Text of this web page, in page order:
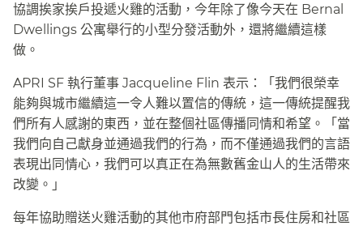
協調挨家挨戶投遞火雞的活動，今年除了像今天在 Bernal
Dwellings 公寓舉行的小型分發活動外，還將繼續這樣
做。​​
APRI SF 執行董事 Jacqueline Flin 表示：「我們很榮幸
能夠與城市繼續這一令人難以置信的傳統，這一傳統提醒我
們所有人感謝的東西，並在整個社區傳播同情和希望。「當
我們向自己獻身並通過我們的行為，而不僅通過我們的言語
表現出同情心，我們可以真正在為無數舊金山人的生活帶來
改變。」​​
每年協助贈送火雞活動的其他市府部門包括市長住房和社區